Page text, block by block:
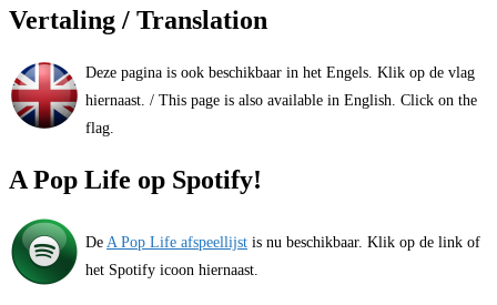
Vertaling / Translation
Deze pagina is ook beschikbaar in het Engels. Klik op de vlag
hiernaast. / This page is also available in English. Click on the
flag.
A Pop Life op Spotify!
De A Pop Life afspeellijst is nu beschikbaar. Klik op de link of
het Spotify icoon hiernaast.